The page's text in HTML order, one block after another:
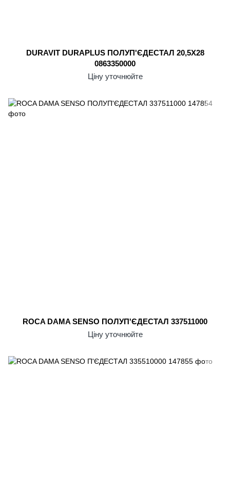
DURAVIT DURAPLUS ПОЛУП'ЄДЕСТАЛ 20,5X28
0863350000
Ціну уточнюйте
ROCA DAMA SENSO ПОЛУП'ЄДЕСТАЛ 337511000
Ціну уточнюйте